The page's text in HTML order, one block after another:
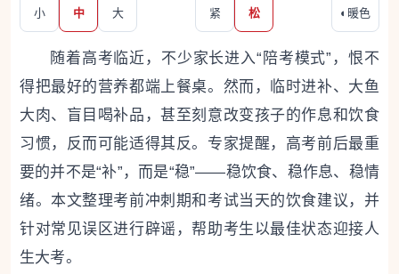
小 中 大 紧 松 ◐ 暖色
随着高考临近，不少家长进入“陪考模式”，恨不
得把最好的营养都端上餐桌。然而，临时进补、大鱼
大肉、盲目喝补品，甚至刻意改变孩子的作息和饮食
习惯，反而可能适得其反。专家提醒，高考前后最重
要的并不是“补”，而是“稳”——稳饮食、稳作息、稳情
绪。本文整理考前冲刺期和考试当天的饮食建议，并
针对常见误区进行辟谣，帮助考生以最佳状态迎接人
生大考。